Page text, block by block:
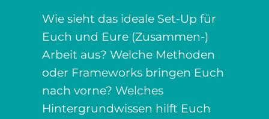
Wie sieht das ideale Set-Up für
Euch und Eure (Zusammen-)
Arbeit aus? Welche Methoden
oder Frameworks bringen Euch
nach vorne? Welches
Hintergrundwissen hilft Euch